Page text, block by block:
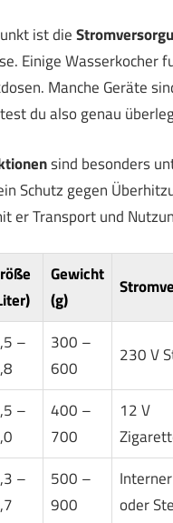
ist die
Einige
Manche Geräte
du also genau
sind besonders
Schutz gegen
er Transport und
Gewicht
(g)
–
300 –
600
230 V
–
400 –
700
12 V
–
500 –
900
oder